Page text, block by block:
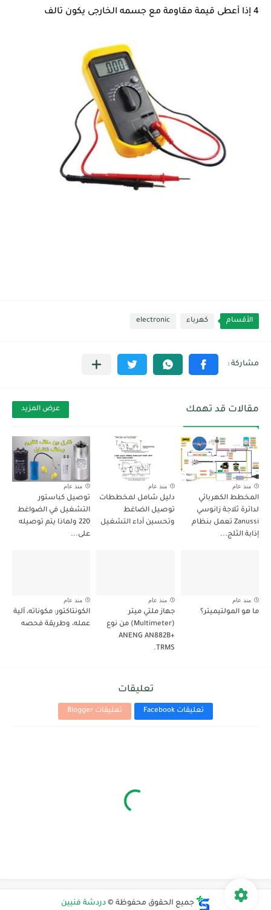
4 إذا أعطى قيمة مقاومة مع جسمه الخارجى يكون تالف
الأقسام كهرباء electronic
مقالات قد تهمك عرض المزيد
منذ عام
المخطط الكهربائي
لدائرة ثلاجة زانوسي
Zanussi تعمل بنظام
إذابة الثلج...
منذ عام
دليل شامل لمخططات
توصيل الضاغط
وتحسين أداء التشغيل
منذ عام
توصيل كباستور
التشغيل في الضواغط
220 ولماذا يتم توصيله
على...
منذ عام
ما هو المولتيميتر؟
منذ عام
جهاز ملتي ميتر
(Multimeter) من نوع
ANENG AN882B+
TRMS.
منذ عام
الكونتاكتور: مكوناته، آلية
عمله، وطريقة فحصه
تعليقات
تعليقات Facebook تعليقات Blogger
جميع الحقوق محفوظة © دردشة فنيين